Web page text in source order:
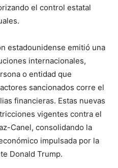
el control estatal
estadounidense emitió una
internacionales,
o entidad que
sancionados corre el
financieras. Estas nuevas
vigentes contra el
Canel, consolidando la
impulsada por la
Donald Trump.